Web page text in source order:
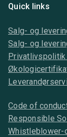
Quick links
Salg- og
Salg- og
Privatlivspolitik
Code of
Responsible
Whistleblower-